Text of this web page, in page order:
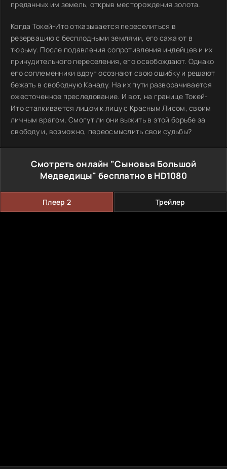
преданных им земель, открыв месторождения золота.
Когда Токей-Ито отказывается переселиться в
резервацию с бесплодными землями, его сажают в
тюрьму. После подавления сопротивления индейцев и их
принудительного переселения, его освобождают. Однако
его соплеменники вдруг осознают свою ошибку и решают
бежать в свободную Канаду. На их пути разворачивается
ожесточенное преследование. И вот, на границе Токей-
Ито сталкивается лицом к лицу с Красным Лисом, своим
личным врагом. Смогут ли они выжить в этой борьбе за
свободу и, возможно, переосмыслить свои судьбы?
Смотреть онлайн "Сыновья Большой
Медведицы" бесплатно в HD1080
Плеер 2 Трейлер